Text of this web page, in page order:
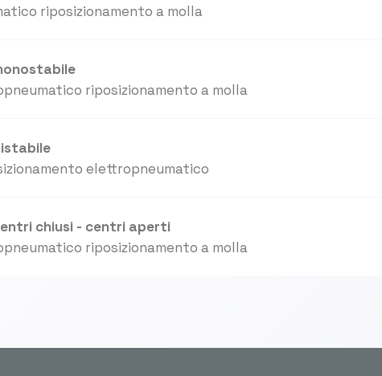
riposizionamento a molla
riposizionamento a molla
elettropneumatico
chiusi - centri aperti
riposizionamento a molla